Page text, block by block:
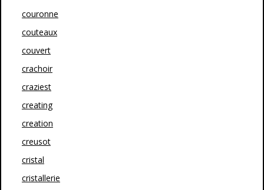
couronne
couteaux
couvert
crachoir
craziest
creating
creation
creusot
cristal
cristallerie